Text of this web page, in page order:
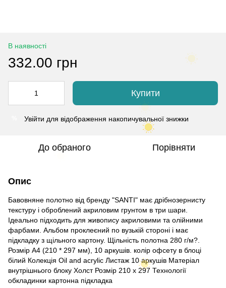
В наявності
332.00 грн
Купити
Увійти для відображення накопичувальної знижки
До обраного Порівняти
Опис
Бавовняне полотно від бренду "SANTI" має дрібнозернисту
текстуру і оброблений акриловим грунтом в три шари.
Ідеально підходить для живопису акриловими та олійними
фарбами. Альбом проклеєний по вузькій стороні і має
підкладку з щільного картону. Щільність полотна 280 г/м?.
Розмір А4 (210 * 297 мм), 10 аркушів. колір офсету в блоці
білий Колекція Oil and acrylic Листаж 10 аркушів Матеріал
внутрішнього блоку Холст Розмір 210 х 297 Технології
обкладинки картонна підкладка